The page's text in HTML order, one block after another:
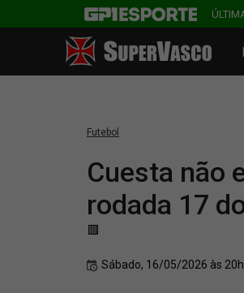
Futebol
Cuesta não
rodada 17
🟥
Sábado, 16/05/2026 às